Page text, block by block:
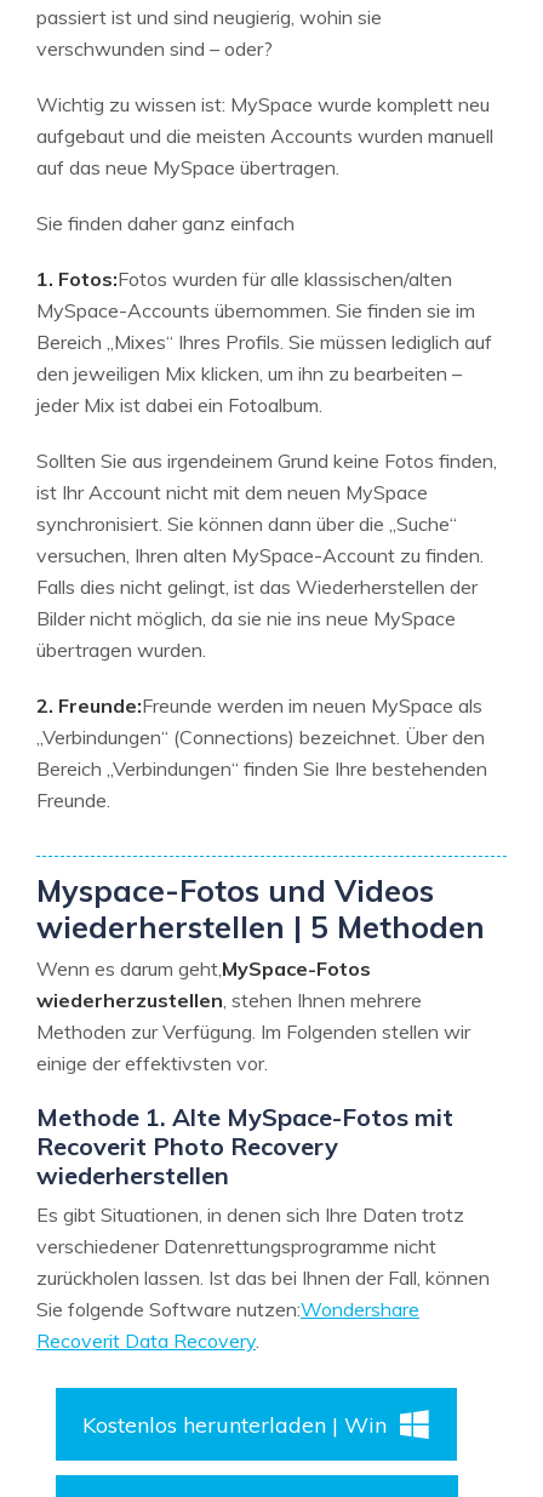
passiert ist und sind neugierig, wohin sie
verschwunden sind – oder?
Wichtig zu wissen ist: MySpace wurde komplett neu
aufgebaut und die meisten Accounts wurden manuell
auf das neue MySpace übertragen.
Sie finden daher ganz einfach
1. Fotos:Fotos wurden für alle klassischen/alten
MySpace-Accounts übernommen. Sie finden sie im
Bereich „Mixes“ Ihres Profils. Sie müssen lediglich auf
den jeweiligen Mix klicken, um ihn zu bearbeiten –
jeder Mix ist dabei ein Fotoalbum.
Sollten Sie aus irgendeinem Grund keine Fotos finden,
ist Ihr Account nicht mit dem neuen MySpace
synchronisiert. Sie können dann über die „Suche“
versuchen, Ihren alten MySpace-Account zu finden.
Falls dies nicht gelingt, ist das Wiederherstellen der
Bilder nicht möglich, da sie nie ins neue MySpace
übertragen wurden.
2. Freunde:Freunde werden im neuen MySpace als
„Verbindungen“ (Connections) bezeichnet. Über den
Bereich „Verbindungen“ finden Sie Ihre bestehenden
Freunde.
Myspace-Fotos und Videos
wiederherstellen | 5 Methoden
Wenn es darum geht,MySpace-Fotos
wiederherzustellen, stehen Ihnen mehrere
Methoden zur Verfügung. Im Folgenden stellen wir
einige der effektivsten vor.
Methode 1. Alte MySpace-Fotos mit
Recoverit Photo Recovery
wiederherstellen
Es gibt Situationen, in denen sich Ihre Daten trotz
verschiedener Datenrettungsprogramme nicht
zurückholen lassen. Ist das bei Ihnen der Fall, können
Sie folgende Software nutzen:Wondershare
Recoverit Data Recovery.
Kostenlos herunterladen | Win